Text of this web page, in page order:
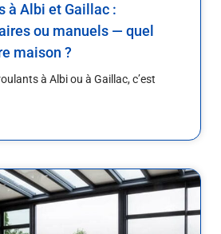
à Albi et Gaillac :
ou manuels — quel
maison ?
à Albi ou à Gaillac, c’est